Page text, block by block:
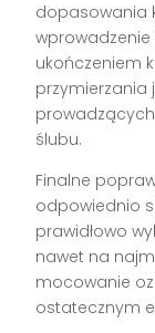
dopasowania
ukończeniem
przymierzania
ślubu.
Finalne
odpowiednio
prawidłowo
nawet na
mocowanie
ostatecznym